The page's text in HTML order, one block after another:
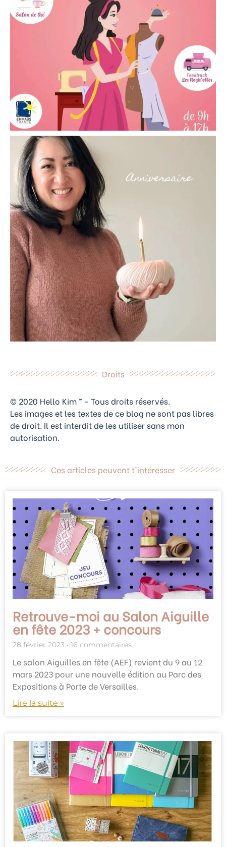
Droits
© 2020 Hello Kim ™ – Tous droits réservés.
Les images et les textes de ce blog ne sont pas libres
de droit. Il est interdit de les utiliser sans mon
autorisation.
Ces articles peuvent t'intéresser
Retrouve-moi au Salon Aiguille
en fête 2023 + concours
28 février 2023 16 commentaires
Le salon Aiguilles en fête (AEF) revient du 9 au 12
mars 2023 pour une nouvelle édition au Parc des
Expositions à Porte de Versailles.
Lire la suite »